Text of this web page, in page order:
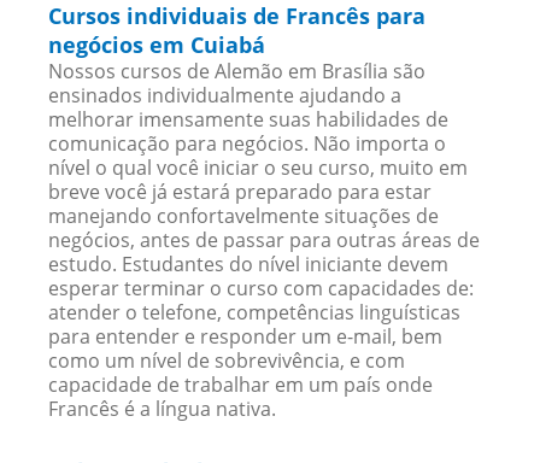
Cursos individuais de Francês para
negócios em Cuiabá
Nossos cursos de Alemão em Brasília são
ensinados individualmente ajudando a
melhorar imensamente suas habilidades de
comunicação para negócios. Não importa o
nível o qual você iniciar o seu curso, muito em
breve você já estará preparado para estar
manejando confortavelmente situações de
negócios, antes de passar para outras áreas de
estudo. Estudantes do nível iniciante devem
esperar terminar o curso com capacidades de:
atender o telefone, competências linguísticas
para entender e responder um e-mail, bem
como um nível de sobrevivência, e com
capacidade de trabalhar em um país onde
Francês é a língua nativa.